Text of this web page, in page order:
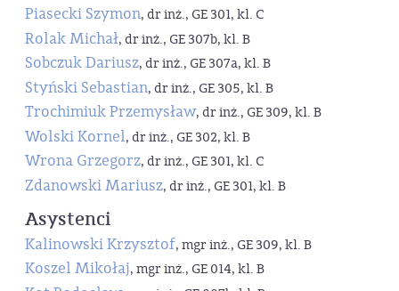
Piasecki Szymon, dr inż., GE 301, kl. C
Rolak Michał, dr inż., GE 307b, kl. B
Sobczuk Dariusz, dr inż., GE 307a, kl. B
Styński Sebastian, dr inż., GE 305, kl. B
Trochimiuk Przemysław, dr inż., GE 309, kl. B
Wolski Kornel, dr inż., GE 302, kl. B
Wrona Grzegorz, dr inż., GE 301, kl. C
Zdanowski Mariusz, dr inż., GE 301, kl. B
Asystenci
Kalinowski Krzysztof, mgr inż., GE 309, kl. B
Koszel Mikołaj, mgr inż., GE 014, kl. B